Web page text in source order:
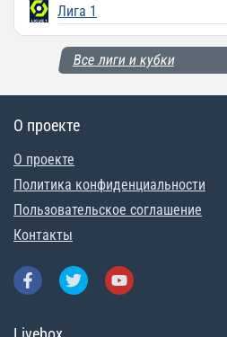
Лига 1
Все лиги и кубки
О проекте
О проекте
Политика конфиденциальности
Пользовательское соглашение
Контакты